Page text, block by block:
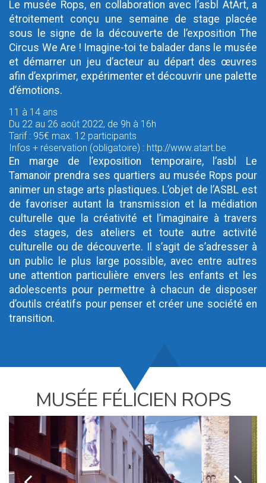
Le musée Rops, en collaboration avec l’asbl AtArt, a
étroitement conçu une semaine de stage placée
sous le signe de la découverte de l’exposition The
Circus We Are ! Imagine-toi te balader dans le musée
et démarrer un jeu d’acteur au départ des œuvres
afin d’exprimer, expérimenter et découvrir une palette
d’émotions.
11 à 14 ans
Du 22 au 26 août 2022, de 9h à 16h
Tarif : 95€ max. 12 participants
Infos + réservation (obligatoire) : http://www.atart.be
En marge de l’exposition temporaire, l’asbl Le
Tamanoir prendra ses quartiers au musée Rops pour
animer un stage arts plastiques. L’objet de l’ASBL est
de favoriser autant la transmission et la médiation
culturelle que la créativité et l’imaginaire à travers
des stages, des ateliers et toute autre activité
culturelle ou de découverte. Il s’agit de s’adresser à
un public le plus large possible, avec entre autres
une attention particulière envers les enfants et les
adolescents pour permettre à chacun de disposer
d’outils créatifs pour penser et créer une société en
transition.
MUSÉE FÉLICIEN ROPS